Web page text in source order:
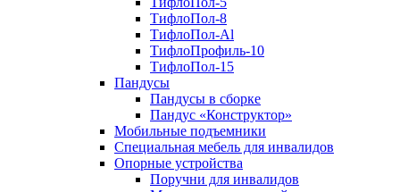
ТифлоПол-8
ТифлоПол-Al
ТифлоПрофиль-10
ТифлоПол-15
Пандусы
Пандусы в сборке
Пандус «Конструктор»
Мобильные подъемники
Специальная мебель для инвалидов
Опорные устройства
Поручни для инвалидов